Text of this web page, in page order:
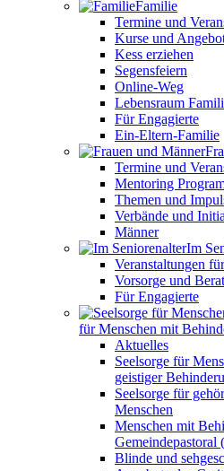
Familie
Termine und
Kurse und
Kess erziehen
Segensfeiern
Online-Weg
Lebensraum
Für Engagierte
Ein-Eltern-Familie
Termine und
Mentoring
Themen und
Verbände und
Männer
Im
Veranstaltungen
Vorsorge und
Für Engagierte
für Menschen mit
Aktuelles
Seelsorge für
geistiger
Seelsorge für
Menschen
Menschen mit
Gemeindepastoral
Blinde und